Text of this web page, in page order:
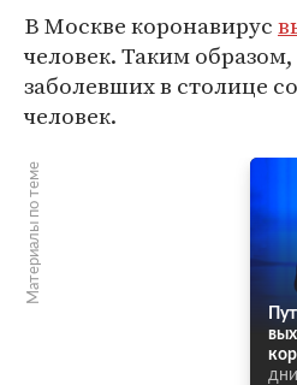
В Москве коронавирус
человек. Таким
заболевших в столице
человек.
Материалы по теме